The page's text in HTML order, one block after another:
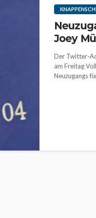
Joey
Der Twitter-
am Freitag
Neuzugangs